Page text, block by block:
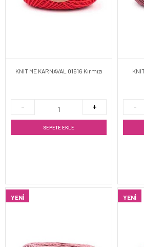
KNIT ME KARNAVAL 01616 Kırmızı
SEPETE EKLE
YENI YENI